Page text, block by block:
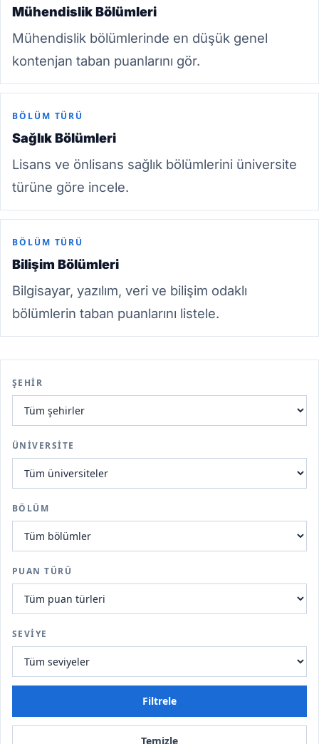
Mühendislik Bölümleri
Mühendislik bölümlerinde en düşük genel
kontenjan taban puanlarını gör.
BÖLÜM TÜRÜ
Sağlık Bölümleri
Lisans ve önlisans sağlık bölümlerini üniversite
türüne göre incele.
BÖLÜM TÜRÜ
Bilişim Bölümleri
Bilgisayar, yazılım, veri ve bilişim odaklı
bölümlerin taban puanlarını listele.
ŞEHIR
ÜNIVERSITE
BÖLÜM
PUAN TÜRÜ
SEVIYE
Filtrele
Temizle